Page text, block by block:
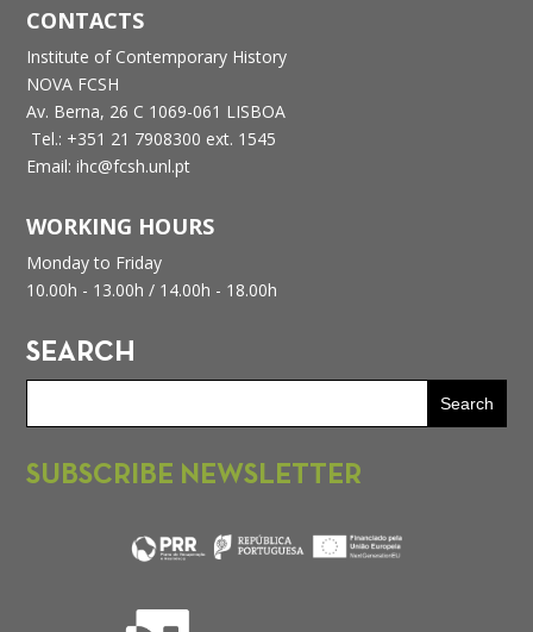
CONTACTS
Institute of Contemporary History
NOVA FCSH
Av. Berna, 26 C 1069-061 LISBOA
Tel.: +351 21 7908300 ext. 1545
Email: ihc@fcsh.unl.pt
WORKING HOURS
Monday to Friday
10.00h - 13.00h / 14.00h - 18.00h
SEARCH
SUBSCRIBE NEWSLETTER